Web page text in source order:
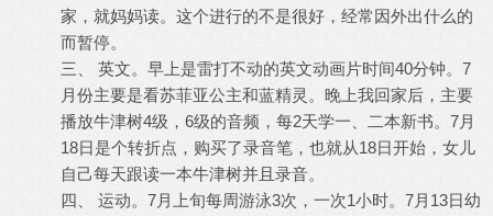
家，就妈妈读。这个进行的不是很好，经常因外出什么的
而暂停。
三、 英文。早上是雷打不动的英文动画片时间40分钟。7
月份主要是看苏菲亚公主和蓝精灵。晚上我回家后，主要
播放牛津树4级，6级的音频，每2天学一、二本新书。7月
18日是个转折点，购买了录音笔，也就从18日开始，女儿
自己每天跟读一本牛津树并且录音。
四、 运动。7月上旬每周游泳3次，一次1小时。7月13日幼